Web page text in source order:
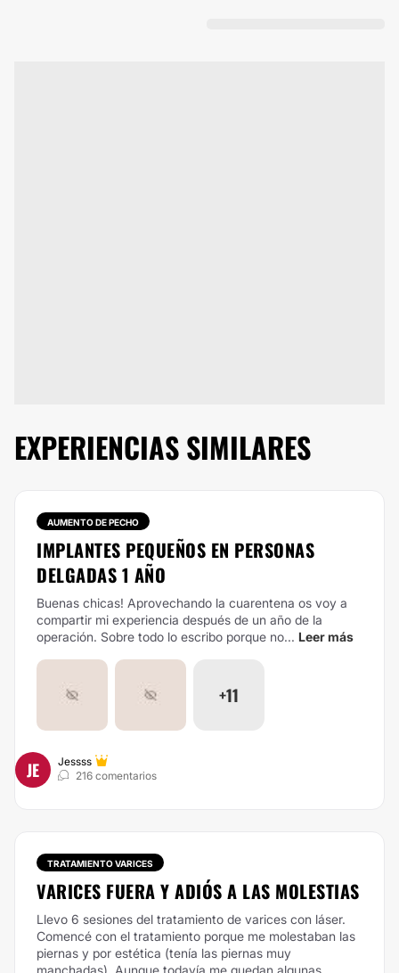
EXPERIENCIAS SIMILARES
AUMENTO DE PECHO
IMPLANTES PEQUEÑOS EN PERSONAS
DELGADAS 1 AÑO
Buenas chicas! Aprovechando la cuarentena os voy a
compartir mi experiencia después de un año de la
operación. Sobre todo lo escribo porque no... Leer más
+11
JE
Jessss
216 comentarios
TRATAMIENTO VARICES
VARICES FUERA Y ADIÓS A LAS MOLESTIAS
Llevo 6 sesiones del tratamiento de varices con láser.
Comencé con el tratamiento porque me molestaban las
piernas y por estética (tenía las piernas muy
manchadas). Aunque todavía me quedan algunas